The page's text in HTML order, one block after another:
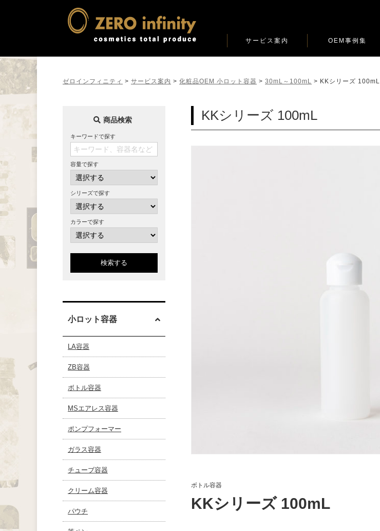
サービス案内 OEM事例集
ゼロインフィニティ > サービス案内 > 化粧品OEM 小ロット容器 > 30mL～100mL > KKシリーズ 100mL
KKシリーズ 100mL
ボトル容器
KKシリーズ 100mL
商品検索
キーワードで探す
容量で探す
シリーズで探す
カラーで探す
検索する
小ロット容器
LA容器
ZB容器
ボトル容器
MSエアレス容器
ポンプフォーマー
ガラス容器
チューブ容器
クリーム容器
パウチ